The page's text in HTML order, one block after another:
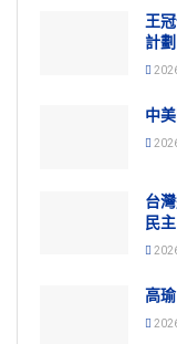
王
計劃
中
台
民
高